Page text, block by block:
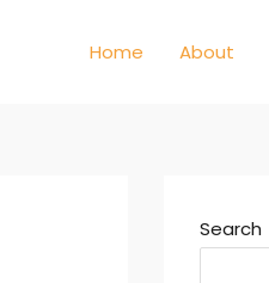
Home About
Search